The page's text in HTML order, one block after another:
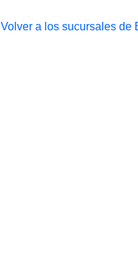
Volver a los sucursales de